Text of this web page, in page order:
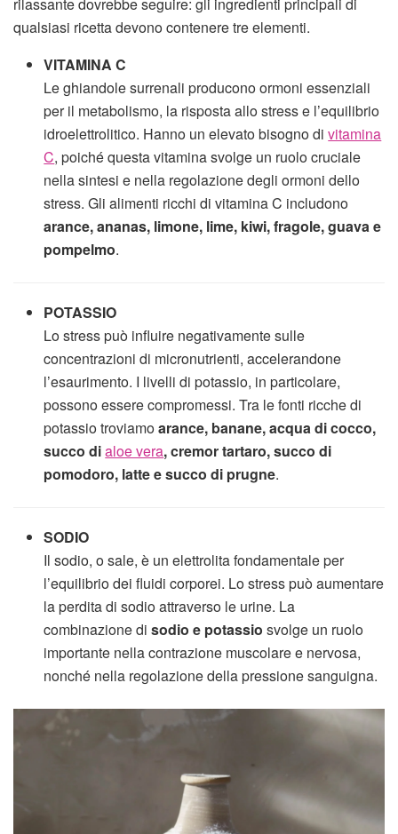
rilassante dovrebbe seguire: gli ingredienti principali di
qualsiasi ricetta devono contenere tre elementi.
VITAMINA C
Le ghiandole surrenali producono ormoni essenziali
per il metabolismo, la risposta allo stress e l’equilibrio
idroelettrolitico. Hanno un elevato bisogno divitamina
C, poiché questa vitamina svolge un ruolo cruciale
nella sintesi e nella regolazione degli ormoni dello
stress. Gli alimenti ricchi di vitamina C includono
arance, ananas, limone, lime, kiwi, fragole, guava e
pompelmo.
POTASSIO
Lo stress può influire negativamente sulle
concentrazioni di micronutrienti, accelerandone
l’esaurimento. I livelli di potassio, in particolare,
possono essere compromessi. Tra le fonti ricche di
potassio troviamoarance, banane, acqua di cocco,
succo dialoe vera, cremor tartaro, succo di
pomodoro, latte e succo di prugne.
SODIO
Il sodio, o sale, è un elettrolita fondamentale per
l’equilibrio dei fluidi corporei. Lo stress può aumentare
la perdita di sodio attraverso le urine. La
combinazione disodio e potassio svolge un ruolo
importante nella contrazione muscolare e nervosa,
nonché nella regolazione della pressione sanguigna.